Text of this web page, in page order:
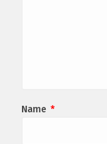
Name *